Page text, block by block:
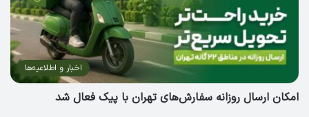
اخبار و اطلاعیه‌ها
امکان ارسال روزانه سفارش‌های تهران با پیک فعال شد